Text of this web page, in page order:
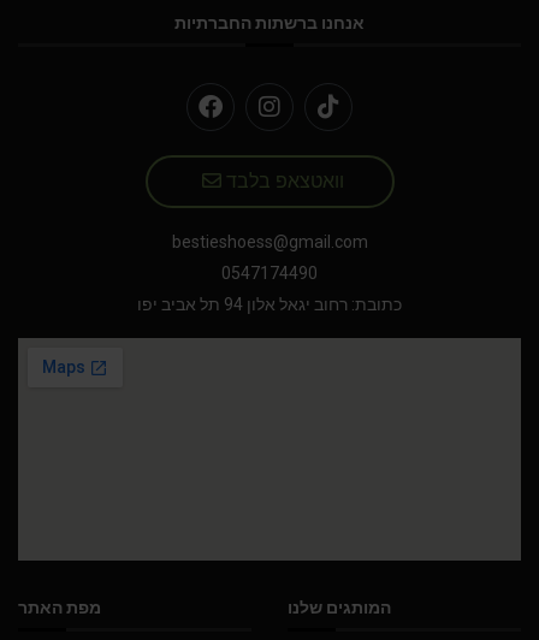
אנחנו ברשתות החברתיות
וואטצאפ בלבד
bestieshoess@gmail.com
0547174490
כתובת: רחוב יגאל אלון 94 תל אביב יפו
המותגים שלנו מפת האתר